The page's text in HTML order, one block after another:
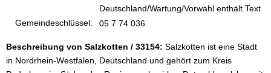
Deutschland/Wartung/Vorwahl enthält Text
Gemeindeschlüssel:
05 7 74 036
Beschreibung von Salzkotten / 33154: Salzkotten ist eine Stadt
in Nordrhein-Westfalen, Deutschland und gehört zum Kreis